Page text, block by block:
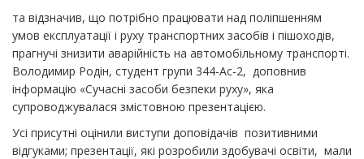
та відзначив, що потрібно працювати над поліпшенням
умов експлуатації і руху транспортних засобів і пішоходів,
прагнучі знизити аварійність на автомобільному транспорті.
Володимир Родін, студент групи 344-Ас-2, доповнив
інформацію «Сучасні засоби безпеки руху», яка
супроводжувалася змістовною презентацією.
Усі присутні оцінили виступи доповідачів позитивними
відгуками; презентації, які розробили здобувачі освіти, мали